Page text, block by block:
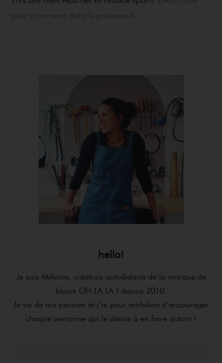
your comment data is processed.
hello!
Je suis Mélanie, créatrice autodidacte de la marque de
bijoux OH LA LA ! depuis 2010.
Je vis de ma passion et j’ai pour ambition d’encourager
chaque personne qui le désire à en faire autant !